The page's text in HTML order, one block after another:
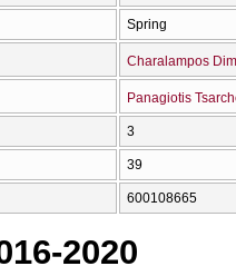
Spring
Charalampos
Panagiotis
3
39
600108665
2020